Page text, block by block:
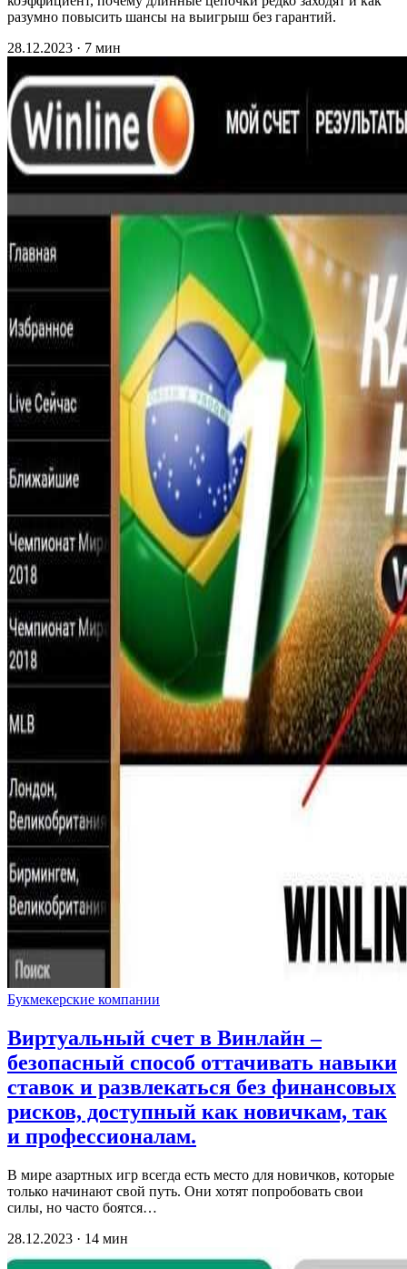
разумно повысить шансы на выигрыш без гарантий.
28.12.2023 · 7 мин
Букмекерские компании
Виртуальный счет в Винлайн –
безопасный способ оттачивать навыки
ставок и развлекаться без финансовых
рисков, доступный как новичкам, так
и профессионалам.
В мире азартных игр всегда есть место для новичков, которые
только начинают свой путь. Они хотят попробовать свои
силы, но часто боятся…
28.12.2023 · 14 мин